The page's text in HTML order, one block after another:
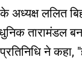
के अध्यक्ष
तारामंडल
ने कहा,